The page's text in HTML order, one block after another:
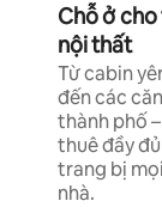
Chỗ ở
nội thất
Từ cabin
đến các
thành phố
thuê đầy
trang bị
nhà.